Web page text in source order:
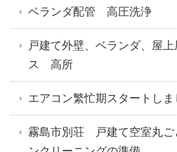
ベランダ配管 高圧洗浄
戸建て外壁、ベランダ、屋
ス 高所
エアコン繁忙期スタートしま
霧島市別荘 戸建て空室丸ご